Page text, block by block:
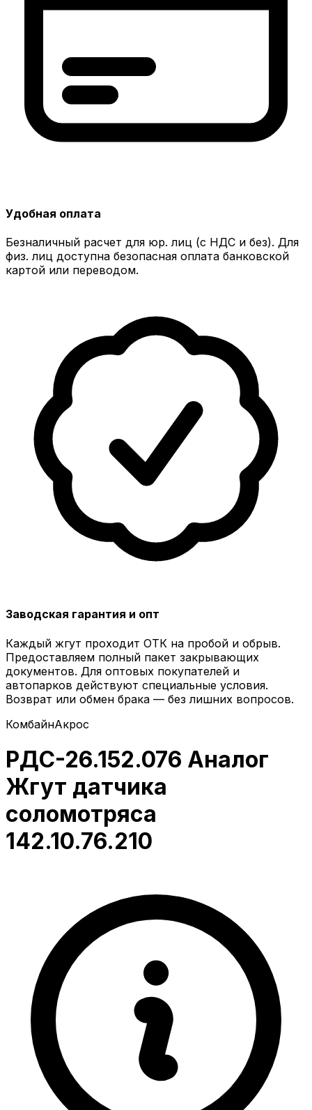
Удобная оплата
Безналичный расчет для юр. лиц (с НДС и без). Для
физ. лиц доступна безопасная оплата банковской
картой или переводом.
Заводская гарантия и опт
Каждый жгут проходит ОТК на пробой и обрыв.
Предоставляем полный пакет закрывающих
документов. Для оптовых покупателей и
автопарков действуют специальные условия.
Возврат или обмен брака — без лишних вопросов.
КомбайнАкрос
РДС-26.152.076 Аналог
Жгут датчика
соломотряса
142.10.76.210